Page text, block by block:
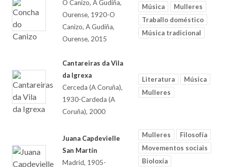
O Canizo, A Gudiña,
Ourense, 1920-O
Canizo, A Gudiña,
Ourense, 2015
Música
Mulleres
Traballo doméstico
Música tradicional
Cantareiras da Vila
da Igrexa
Cerceda (A Coruña),
1930-Cardeda (A
Coruña), 2000
Literatura
Música
Mulleres
Juana Capdevielle
San Martín
Madrid, 1905-
Mulleres
Filosofía
Movementos sociais
Bioloxía